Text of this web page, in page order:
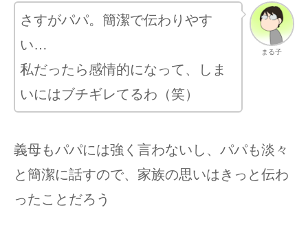
まる子
さすがパパ。簡潔で伝わりやす
い…
私だったら感情的になって、しま
いにはブチギレてるわ（笑）
義母もパパには強く言わないし、パパも淡々
と簡潔に話すので、家族の思いはきっと伝わ
ったことだろう